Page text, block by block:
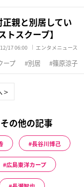
親と別居してい
スクープ】
17 06:00 エンタメニュース
ープ 別居 篠原涼子
>
の他の記事
長谷川博己
広島東洋カープ